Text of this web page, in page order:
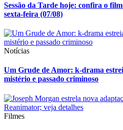
Sessão da Tarde hoje: confira o
sexta-feira (07/08)
Notícias
Um Grude de Amor: k-drama
mistério e passado criminoso
Filmes